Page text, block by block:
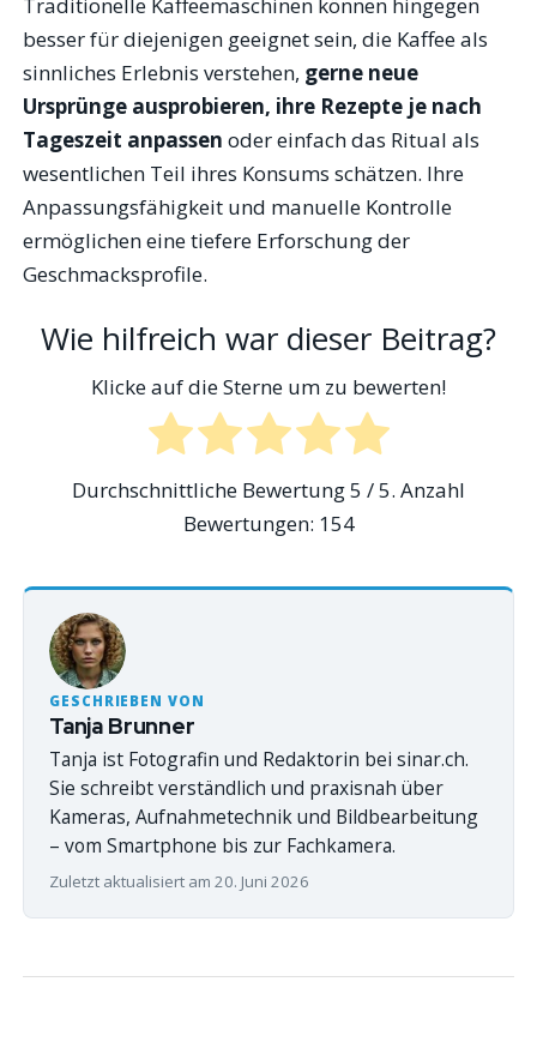
besser für diejenigen geeignet sein, die Kaffee als
sinnliches Erlebnis verstehen, gerne neue
Ursprünge ausprobieren, ihre Rezepte je nach
Tageszeit anpassen oder einfach das Ritual als
wesentlichen Teil ihres Konsums schätzen. Ihre
Anpassungsfähigkeit und manuelle Kontrolle
ermöglichen eine tiefere Erforschung der
Geschmacksprofile.
Wie hilfreich war dieser Beitrag?
Klicke auf die Sterne um zu bewerten!
Durchschnittliche Bewertung5 / 5. Anzahl
Bewertungen: 154
GESCHRIEBEN VON
Tanja Brunner
Tanja ist Fotografin und Redaktorin bei sinar.ch.
Sie schreibt verständlich und praxisnah über
Kameras, Aufnahmetechnik und Bildbearbeitung
– vom Smartphone bis zur Fachkamera.
Zuletzt aktualisiert am 20. Juni 2026